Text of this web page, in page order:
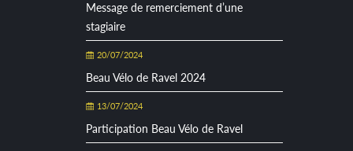
Message de remerciement d’une
stagiaire
20/07/2024
Beau Vélo de Ravel 2024
13/07/2024
Participation Beau Vélo de Ravel